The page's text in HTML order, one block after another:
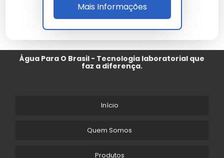
Mais Informações
Água Para O Brasil - Tecnologia laboratorial que
faz a diferença.
Início
Quem Somos
Produtos